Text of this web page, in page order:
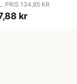
PRIS 134,85 KR
kr